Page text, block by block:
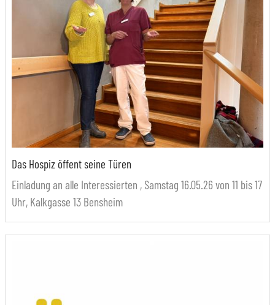
Das Hospiz öffent seine Türen
Einladung an alle Interessierten , Samstag 16.05.26 von 11 bis 17
Uhr, Kalkgasse 13 Bensheim